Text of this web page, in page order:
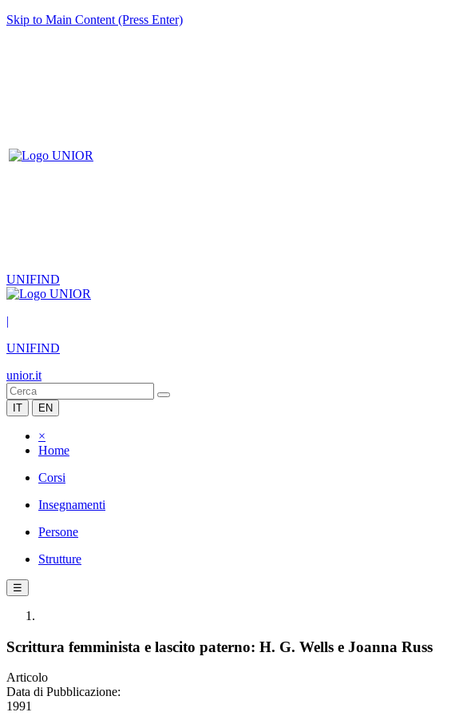
Skip to Main Content (Press Enter)
UNIFIND
|
UNIFIND
unior.it
IT EN
×
Home
Corsi
Insegnamenti
Persone
Strutture
☰
Scrittura femminista e lascito paterno: H. G. Wells e Joanna Russ
Articolo
Data di Pubblicazione:
1991